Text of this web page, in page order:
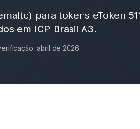
para tokens eToken
em ICP-Brasil A3.
abril de 2026